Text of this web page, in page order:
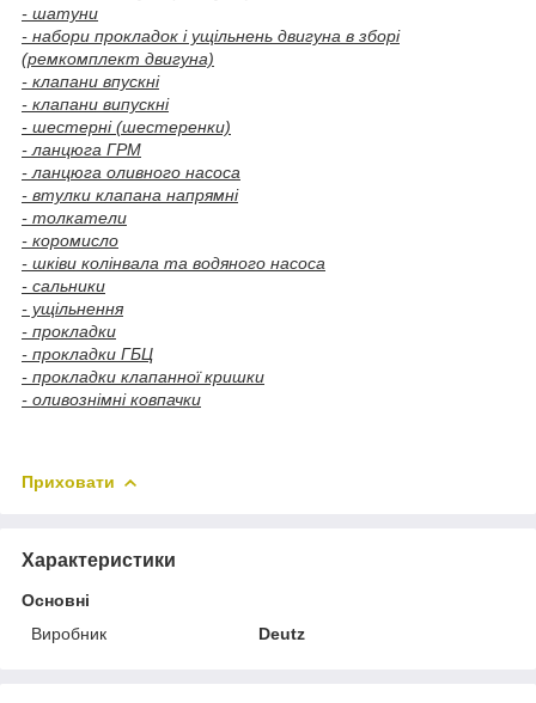
- шатуни
- набори прокладок і ущільнень двигуна в зборі
(ремкомплект двигуна)
- клапани впускні
- клапани випускні
- шестерні (шестеренки)
- ланцюга ГРМ
- ланцюга оливного насоса
- втулки клапана напрямні
- толкатели
- коромисло
- шківи колінвала та водяного насоса
- сальники
- ущільнення
- прокладки
- прокладки ГБЦ
- прокладки клапанної кришки
- оливознімні ковпачки
Приховати
Характеристики
Основні
Виробник
Deutz